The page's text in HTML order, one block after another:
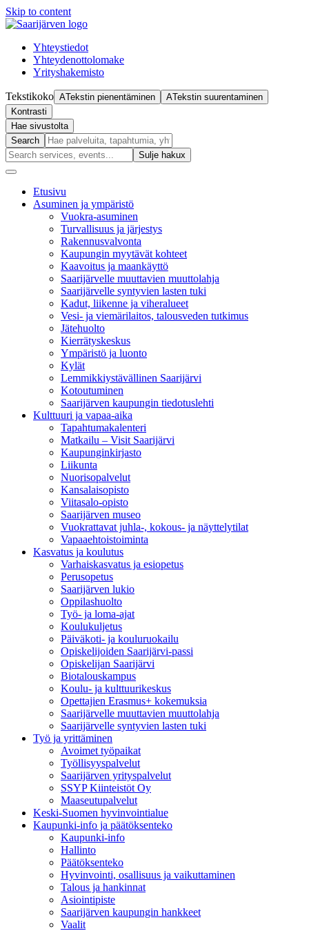
Skip to content
Yhteystiedot
Yhteydenottolomake
Yrityshakemisto
Tekstikoko ATekstin pienentäminen ATekstin suurentaminen
Kontrasti
Hae sivustolta
Search
Sulje hakux
Etusivu
Asuminen ja ympäristö
Vuokra-asuminen
Turvallisuus ja järjestys
Rakennusvalvonta
Kaupungin myytävät kohteet
Kaavoitus ja maankäyttö
Saarijärvelle muuttavien muuttolahja
Saarijärvelle syntyvien lasten tuki
Kadut, liikenne ja viheralueet
Vesi- ja viemärilaitos, talousveden tutkimus
Jätehuolto
Kierrätyskeskus
Ympäristö ja luonto
Kylät
Lemmikkiystävällinen Saarijärvi
Kotoutuminen
Saarijärven kaupungin tiedotuslehti
Kulttuuri ja vapaa-aika
Tapahtumakalenteri
Matkailu – Visit Saarijärvi
Kaupunginkirjasto
Liikunta
Nuorisopalvelut
Kansalaisopisto
Viitasalo-opisto
Saarijärven museo
Vuokrattavat juhla-, kokous- ja näyttelytilat
Vapaaehtoistoiminta
Kasvatus ja koulutus
Varhaiskasvatus ja esiopetus
Perusopetus
Saarijärven lukio
Oppilashuolto
Työ- ja loma-ajat
Koulukuljetus
Päiväkoti- ja kouluruokailu
Opiskelijoiden Saarijärvi-passi
Opiskelijan Saarijärvi
Biotalouskampus
Koulu- ja kulttuurikeskus
Opettajien Erasmus+ kokemuksia
Saarijärvelle muuttavien muuttolahja
Saarijärvelle syntyvien lasten tuki
Työ ja yrittäminen
Avoimet työpaikat
Työllisyyspalvelut
Saarijärven yrityspalvelut
SSYP Kiinteistöt Oy
Maaseutupalvelut
Keski-Suomen hyvinvointialue
Kaupunki-info ja päätöksenteko
Kaupunki-info
Hallinto
Päätöksenteko
Hyvinvointi, osallisuus ja vaikuttaminen
Talous ja hankinnat
Asiointipiste
Saarijärven kaupungin hankkeet
Vaalit